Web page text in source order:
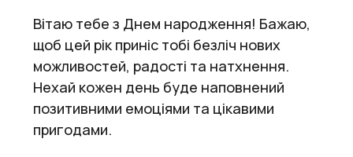
Вітаю тебе з Днем народження! Бажаю,
щоб цей рік приніс тобі безліч нових
можливостей, радості та натхнення.
Нехай кожен день буде наповнений
позитивними емоціями та цікавими
пригодами.